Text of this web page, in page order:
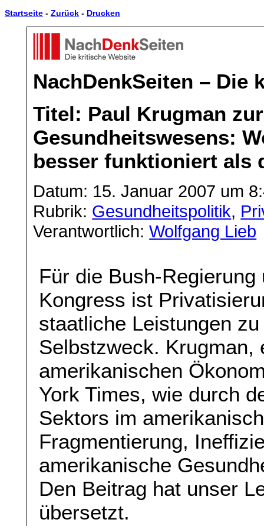
Startseite - Zurück - Drucken
NachDenkSeiten – Die
Titel: Paul Krugman
Gesundheitswesens:
besser funktioniert als
Datum: 15. Januar 2007 um
Rubrik: Gesundheitspolitik,
Verantwortlich:Wolfgang Lieb
Für die Bush-
Kongress ist
staatliche Leistungen
Selbstzweck. Krugman,
amerikanischen
York Times, wie durch
Sektors im
Fragmentierung,
amerikanische
Den Beitrag hat unser
übersetzt.